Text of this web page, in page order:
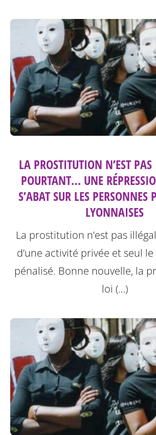
LA PROSTITUTION N’EST PAS
POURTANT… UNE
S’ABAT SUR LES PERSONNES
LYONNAISES
La prostitution n’est pas
d’une activité privée et seul
pénalisé. Bonne nouvelle, la
loi (…)